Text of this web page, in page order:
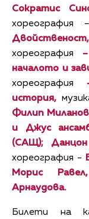
Сократис
хореография
хореография –
началото и
хореография –
история,
Филип
и Джус
(САЩ);
хореография -
Морис
Арнаудова.
Билети на